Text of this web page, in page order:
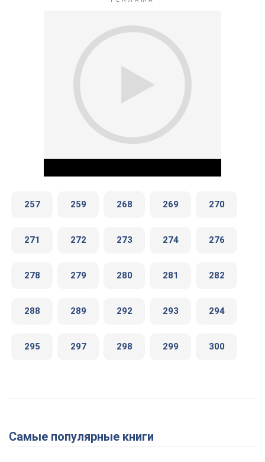
Play Video
257 259 268 269 270
271 272 273 274 276
278 279 280 281 282
288 289 292 293 294
295 297 298 299 300
Самые популярные книги